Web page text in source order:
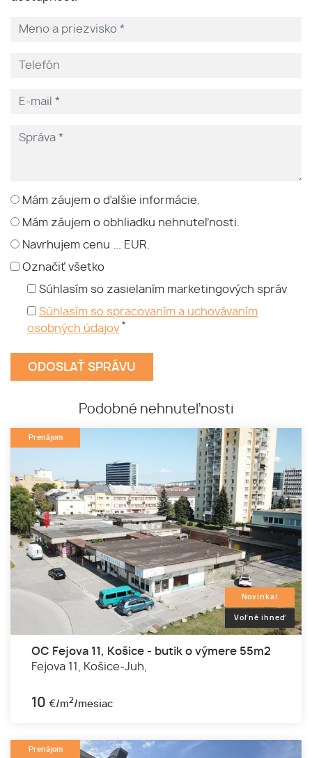
Mám záujem o ďalšie informácie.
Mám záujem o obhliadku nehnuteľnosti.
Navrhujem cenu ... EUR.
Označiť všetko
Súhlasím so zasielaním marketingových správ
Súhlasím so spracovaním a uchovávaním
osobných údajov *
Podobné nehnuteľnosti
Prenájom
Novinka!
Voľné ihneď
OC Fejova 11, Košice - butik o výmere 55m2
Fejova 11,
Košice-Juh,
10 €/m2/mesiac
Prenájom